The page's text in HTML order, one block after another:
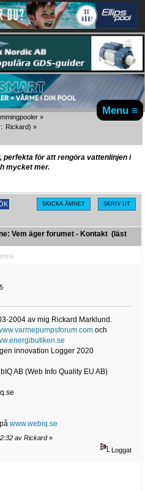
Menu ≡
»
Rickard) »
, perfekta för att rengöra vattenlinjen i
mycket mer.
SKICKA ÄMNET SKRIV UT
Vem äger forumet - Kontakt (läst
2004 av mig Rickard Marklund.
och
innovation Logger 2020
AB (Web Info Quality EU AB)
www.webiq.se
av Rickard»
Loggat